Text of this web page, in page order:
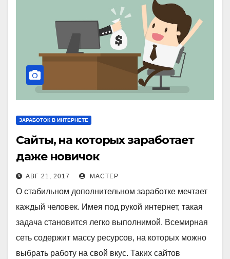
ЗАРАБОТОК В ИНТЕРНЕТЕ
Сайты, на которых заработает
даже новичок
АВГ 21, 2017 МАСТЕР
О стабильном дополнительном заработке мечтает
каждый человек. Имея под рукой интернет, такая
задача становится легко выполнимой. Всемирная
сеть содержит массу ресурсов, на которых можно
выбрать работу на свой вкус. Таких сайтов